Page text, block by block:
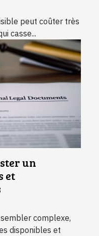
peut coûter très
casse...
un
et
complexe,
disponibles et